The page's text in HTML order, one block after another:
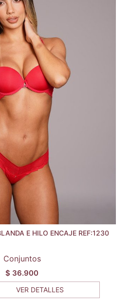
E HILO ENCAJE REF:1230
Conjuntos
$ 36.900
VER DETALLES